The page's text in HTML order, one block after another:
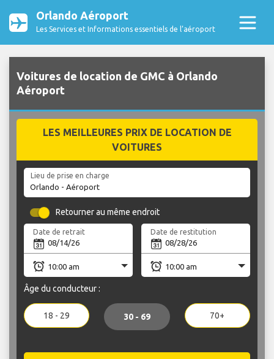
Orlando Aéroport
Les Services et Informations essentiels de l’aéroport
Voitures de location de GMC à Orlando
Aéroport
LES MEILLEURES PRIX DE LOCATION DE
VOITURES
Lieu de prise en charge
Retourner au même endroit
Date de retrait Date de restitution
Âge du conducteur :
18 - 29 30 - 69 70+